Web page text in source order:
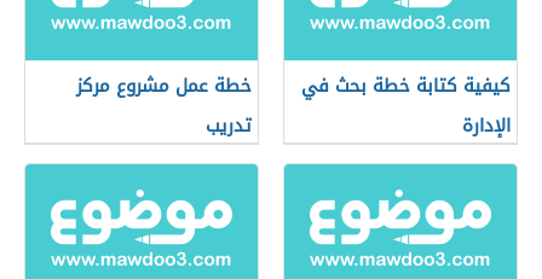
كيفية كتابة خطة بحث في
الإدارة
خطة عمل مشروع مركز
تدريب